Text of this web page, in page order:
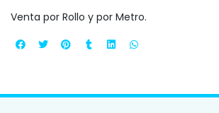
Venta por Rollo y por Metro.